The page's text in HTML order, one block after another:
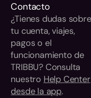
Contacto
¿Tienes dudas sobre
tu cuenta, viajes,
pagos o el
funcionamiento de
TRIBBU? Consulta
nuestro Help Center
desde la app.